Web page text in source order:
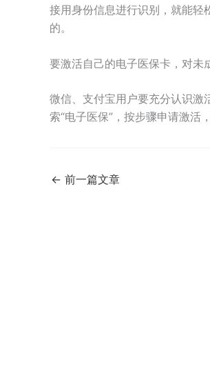
接用身份信息进行识别，就能轻
的。
要激活自己的电子医保卡，对未
微信、支付宝用户要充分认识激
索“电子医保”，按步骤申请激活
← 前一篇文章